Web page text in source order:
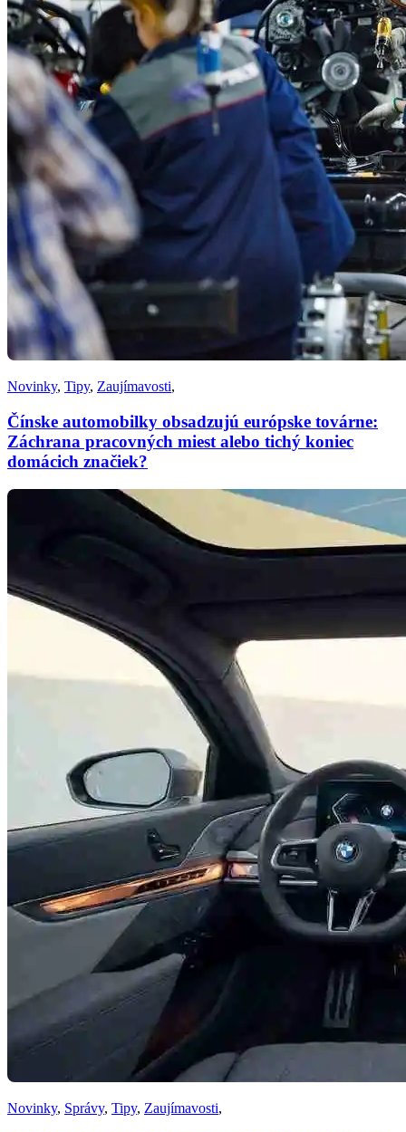
Novinky, Tipy, Zaujímavosti,
Čínske automobilky obsadzujú európske továrne:
Záchrana pracovných miest alebo tichý koniec
domácich značiek?
Novinky, Správy, Tipy, Zaujímavosti,